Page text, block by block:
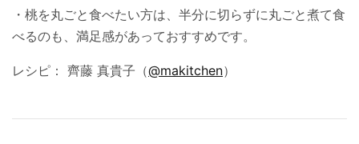
・桃を丸ごと食べたい方は、半分に切らずに丸ごと煮て食
べるのも、満足感があっておすすめです。
レシピ： 齊藤 真貴子（@makitchen）